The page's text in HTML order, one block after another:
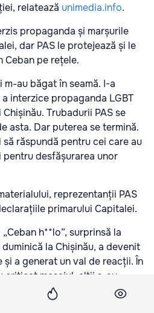
relatează unimedia.info.
propaganda și marșurile
dar PAS le protejează și le
Ceban pe rețele.
au băgat în seamă. I-a
interzice propaganda LGBT
Trubadurii PAS se
asta. Dar puterea se termină.
răspundă pentru cei care au
desfășurarea unor
reprezentanții PAS
primarului Capitalei.
h**lo”, surprinsă la
la Chișinău, a devenit
a generat un val de reacții. În
criticat mesajul, alții s-au
situația dacă o
partidul de guvernare.